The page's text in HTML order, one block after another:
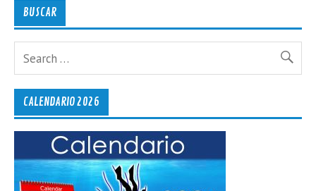
BUSCAR
CALENDARIO 2026